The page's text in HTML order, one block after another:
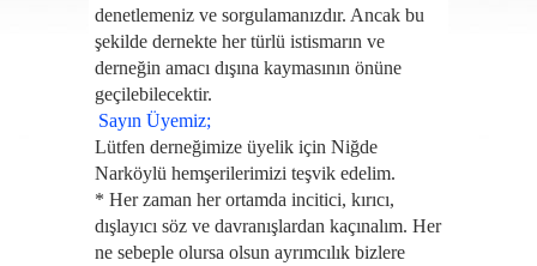
denetlemeniz ve sorgulamanızdır. Ancak bu
şekilde dernekte her türlü istismarın ve
derneğin amacı dışına kaymasının önüne
geçilebilecektir.
Sayın Üyemiz;
Lütfen derneğimize üyelik için Niğde
Narköylü hemşerilerimizi teşvik edelim.
* Her zaman her ortamda incitici, kırıcı,
dışlayıcı söz ve davranışlardan kaçınalım. Her
ne sebeple olursa olsun ayrımcılık bizlere